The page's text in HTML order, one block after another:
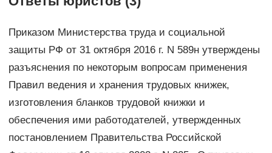
Приказом Министерства труда и социальной
защиты РФ от 31 октября 2016 г. N 589н утверждены
разъяснения по некоторым вопросам применения
Правил ведения и хранения трудовых книжек,
изготовления бланков трудовой книжки и
обеспечения ими работодателей, утвержденных
постановлением Правительства Российской